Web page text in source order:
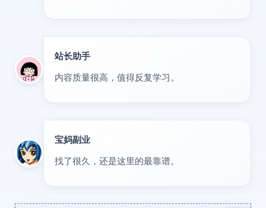
站长助手
内容质量很高，值得反复学习。
宝妈副业
找了很久，还是这里的最靠谱。